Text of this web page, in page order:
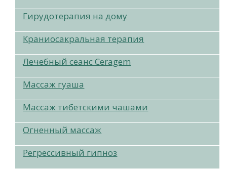
Гирудотерапия на дому
Краниосакральная терапия
Лечебный сеанс Ceragem
Массаж гуаша
Массаж тибетскими чашами
Огненный массаж
Регрессивный гипноз